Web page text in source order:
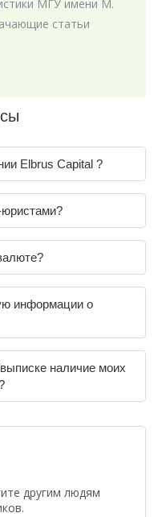
МГУ имени М.
статьи
Elbrus Capital ?
информации о
наличие моих
другим людям